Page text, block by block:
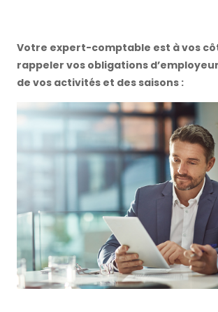
Votre expert-comptable est à vos
rappeler vos obligations
de vos activités et des saisons :